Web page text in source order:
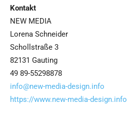
Kontakt
NEW MEDIA
Lorena Schneider
Schollstraße 3
82131 Gauting
49 89-55298878
info@new-media-design.info
https://www.new-media-design.info